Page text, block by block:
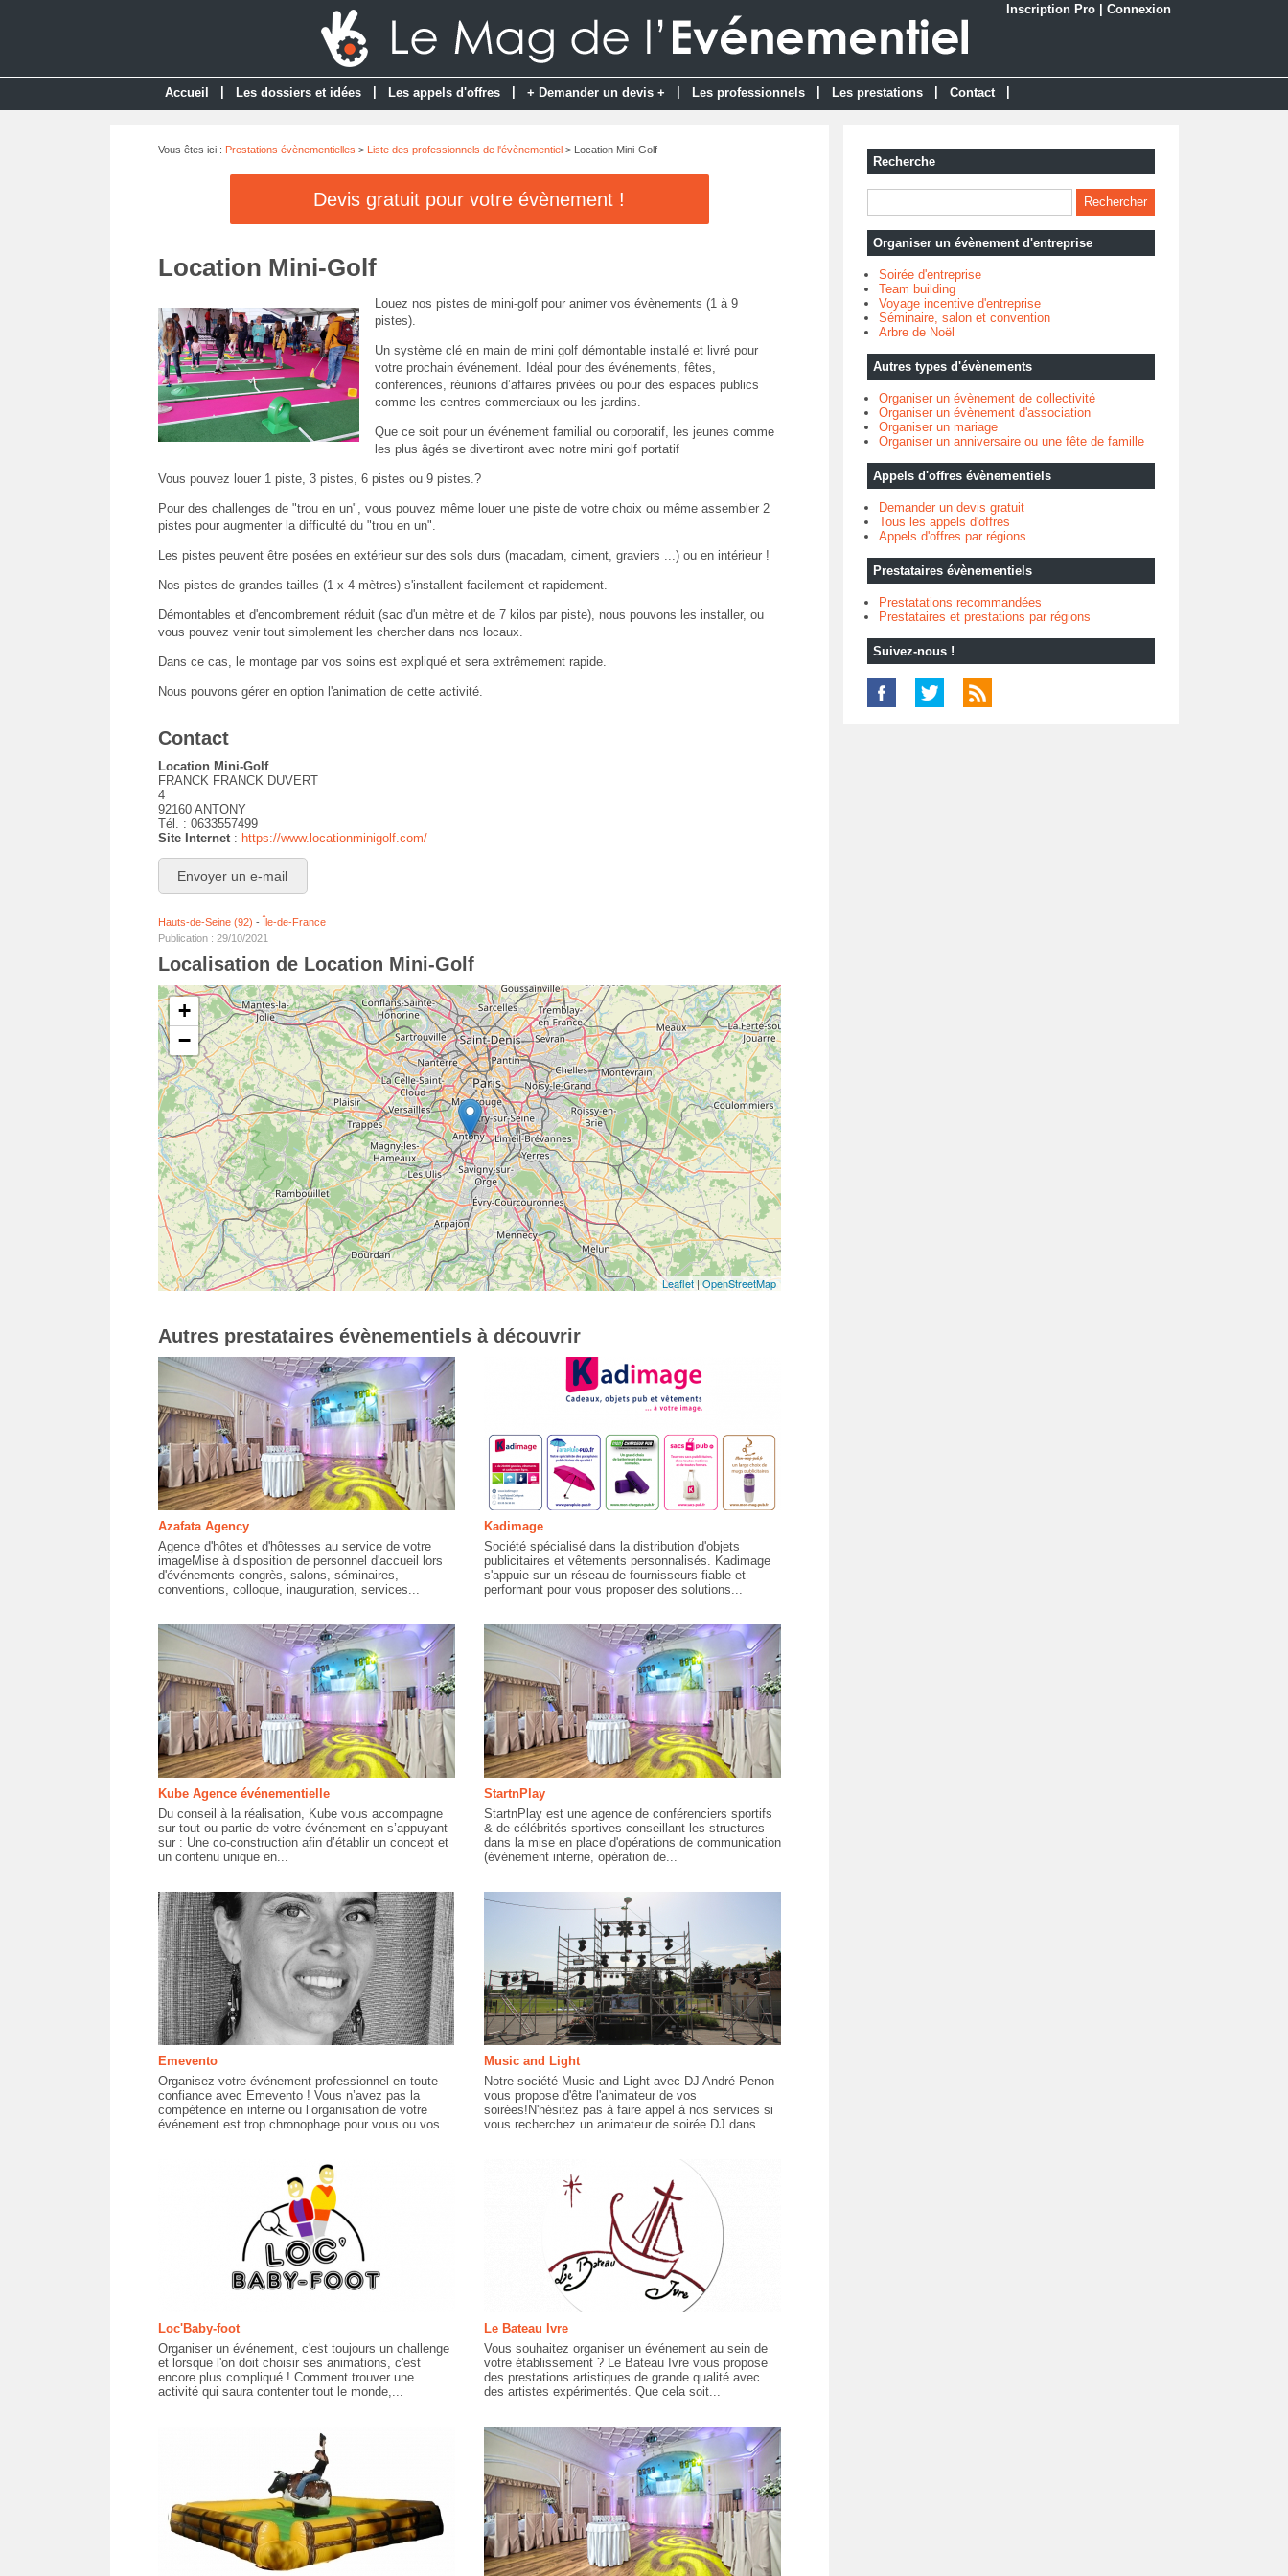
Inscription Pro Connexion
Accueil Les dossiers et idées Les appels d'offres + Demander un devis + Les professionnels Les prestations Contact
Vous êtes ici : Prestations évènementielles > Liste des professionnels de l'évènementiel> Location Mini-Golf
Devis gratuit pour votre évènement !
Location Mini-Golf
Louez nos pistes de mini-golf pour animer vos évènements (1 à 9
pistes).
Un système clé en main de mini golf démontable installé et livré pour
votre prochain événement. Idéal pour des événements, fêtes,
conférences, réunions d’affaires privées ou pour des espaces publics
comme les centres commerciaux ou les jardins.
Que ce soit pour un événement familial ou corporatif, les jeunes comme
les plus âgés se divertiront avec notre mini golf portatif
Vous pouvez louer 1 piste, 3 pistes, 6 pistes ou 9 pistes.?
Pour des challenges de "trou en un", vous pouvez même louer une piste de votre choix ou même assembler 2
pistes pour augmenter la difficulté du "trou en un".
Les pistes peuvent être posées en extérieur sur des sols durs (macadam, ciment, graviers ...) ou en intérieur !
Nos pistes de grandes tailles (1 x 4 mètres) s'installent facilement et rapidement.
Démontables et d'encombrement réduit (sac d'un mètre et de 7 kilos par piste), nous pouvons les installer, ou
vous pouvez venir tout simplement les chercher dans nos locaux.
Dans ce cas, le montage par vos soins est expliqué et sera extrêmement rapide.
Nous pouvons gérer en option l'animation de cette activité.
Contact
Location Mini-Golf
FRANCK FRANCK DUVERT
4
92160 ANTONY
Tél. : 0633557499
Site Internet: https://www.locationminigolf.com/
Envoyer un e-mail
Hauts-de-Seine (92) - Île-de-France
Publication : 29/10/2021
Localisation de Location Mini-Golf
+
−
Leaflet| OpenStreetMap
Autres prestataires évènementiels à découvrir
Azafata Agency
Agence d'hôtes et d'hôtesses au service de votre
imageMise à disposition de personnel d'accueil lors
d'événements congrès, salons, séminaires,
conventions, colloque, inauguration, services...
Kadimage
Société spécialisé dans la distribution d'objets
publicitaires et vêtements personnalisés. Kadimage
s'appuie sur un réseau de fournisseurs fiable et
performant pour vous proposer des solutions...
Kube Agence événementielle
Du conseil à la réalisation, Kube vous accompagne
sur tout ou partie de votre événement en s’appuyant
sur : Une co-construction afin d’établir un concept et
un contenu unique en...
StartnPlay
StartnPlay est une agence de conférenciers sportifs
& de célébrités sportives conseillant les structures
dans la mise en place d'opérations de communication
(événement interne, opération de...
Emevento
Organisez votre événement professionnel en toute
confiance avec Emevento ! Vous n’avez pas la
compétence en interne ou l’organisation de votre
événement est trop chronophage pour vous ou vos...
Music and Light
Notre société Music and Light avec DJ André Penon
vous propose d'être l'animateur de vos
soirées!N'hésitez pas à faire appel à nos services si
vous recherchez un animateur de soirée DJ dans...
Loc'Baby-foot
Organiser un événement, c'est toujours un challenge
et lorsque l'on doit choisir ses animations, c'est
encore plus compliqué ! Comment trouver une
activité qui saura contenter tout le monde,...
Le Bateau Ivre
Vous souhaitez organiser un événement au sein de
votre établissement ? Le Bateau Ivre vous propose
des prestations artistiques de grande qualité avec
des artistes expérimentés. Que cela soit...
Recherche
Organiser un évènement d'entreprise
Soirée d'entreprise
Team building
Voyage incentive d'entreprise
Séminaire, salon et convention
Arbre de Noël
Autres types d'évènements
Organiser un évènement de collectivité
Organiser un évènement d'association
Organiser un mariage
Organiser un anniversaire ou une fête de famille
Appels d'offres évènementiels
Demander un devis gratuit
Tous les appels d'offres
Appels d'offres par régions
Prestataires évènementiels
Prestatations recommandées
Prestataires et prestations par régions
Suivez-nous !